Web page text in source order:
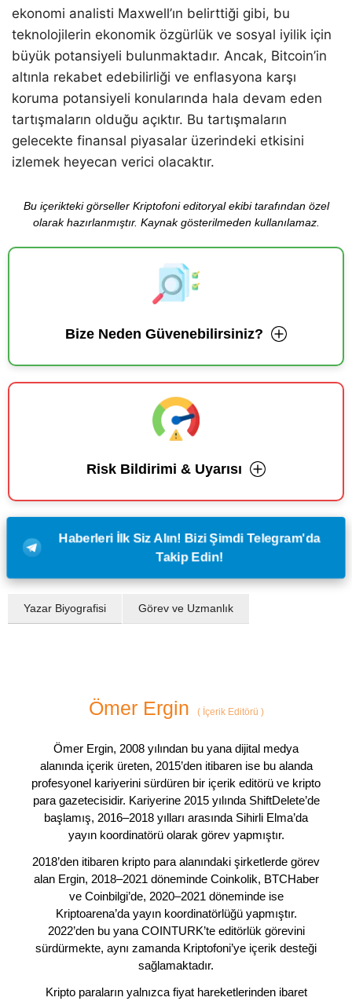
ekonomi analisti Maxwell’ın belirttiği gibi, bu
teknolojilerin ekonomik özgürlük ve sosyal iyilik için
büyük potansiyeli bulunmaktadır. Ancak, Bitcoin’in
altınla rekabet edebilirliği ve enflasyona karşı
koruma potansiyeli konularında hala devam eden
tartışmaların olduğu açıktır. Bu tartışmaların
gelecekte finansal piyasalar üzerindeki etkisini
izlemek heyecan verici olacaktır.
Bu içerikteki görseller Kriptofoni editoryal ekibi tarafından özel
olarak hazırlanmıştır. Kaynak gösterilmeden kullanılamaz.
Bize Neden Güvenebilirsiniz?
Risk Bildirimi & Uyarısı
Haberleri İlk Siz Alın! Bizi Şimdi Telegram'da
Takip Edin!
Yazar Biyografisi Görev ve Uzmanlık
Ömer Ergin (İçerik Editörü )
Ömer Ergin, 2008 yılından bu yana dijital medya
alanında içerik üreten, 2015’den itibaren ise bu alanda
profesyonel kariyerini sürdüren bir içerik editörü ve kripto
para gazetecisidir. Kariyerine 2015 yılında ShiftDelete’de
başlamış, 2016–2018 yılları arasında Sihirli Elma’da
yayın koordinatörü olarak görev yapmıştır.
2018’den itibaren kripto para alanındaki şirketlerde görev
alan Ergin, 2018–2021 döneminde Coinkolik, BTCHaber
ve Coinbilgi’de, 2020–2021 döneminde ise
Kriptoarena’da yayın koordinatörlüğü yapmıştır.
2022’den bu yana COINTURK’te editörlük görevini
sürdürmekte, aynı zamanda Kriptofoni’ye içerik desteği
sağlamaktadır.
Kripto paraların yalnızca fiyat hareketlerinden ibaret